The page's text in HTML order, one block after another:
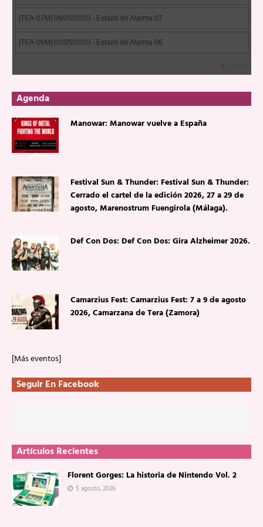
Agenda
Manowar: Manowar vuelve a España
Festival Sun & Thunder: Festival Sun & Thunder:
Cerrado el cartel de la edición 2026, 27 a 29 de
agosto, Marenostrum Fuengirola (Málaga).
Def Con Dos: Def Con Dos: Gira Alzheimer 2026.
Camarzius Fest: Camarzius Fest: 7 a 9 de agosto
2026, Camarzana de Tera (Zamora)
[Más eventos]
Seguir En Facebook
Artículos Recientes
Florent Gorges: La historia de Nintendo Vol. 2
5 agosto, 2026